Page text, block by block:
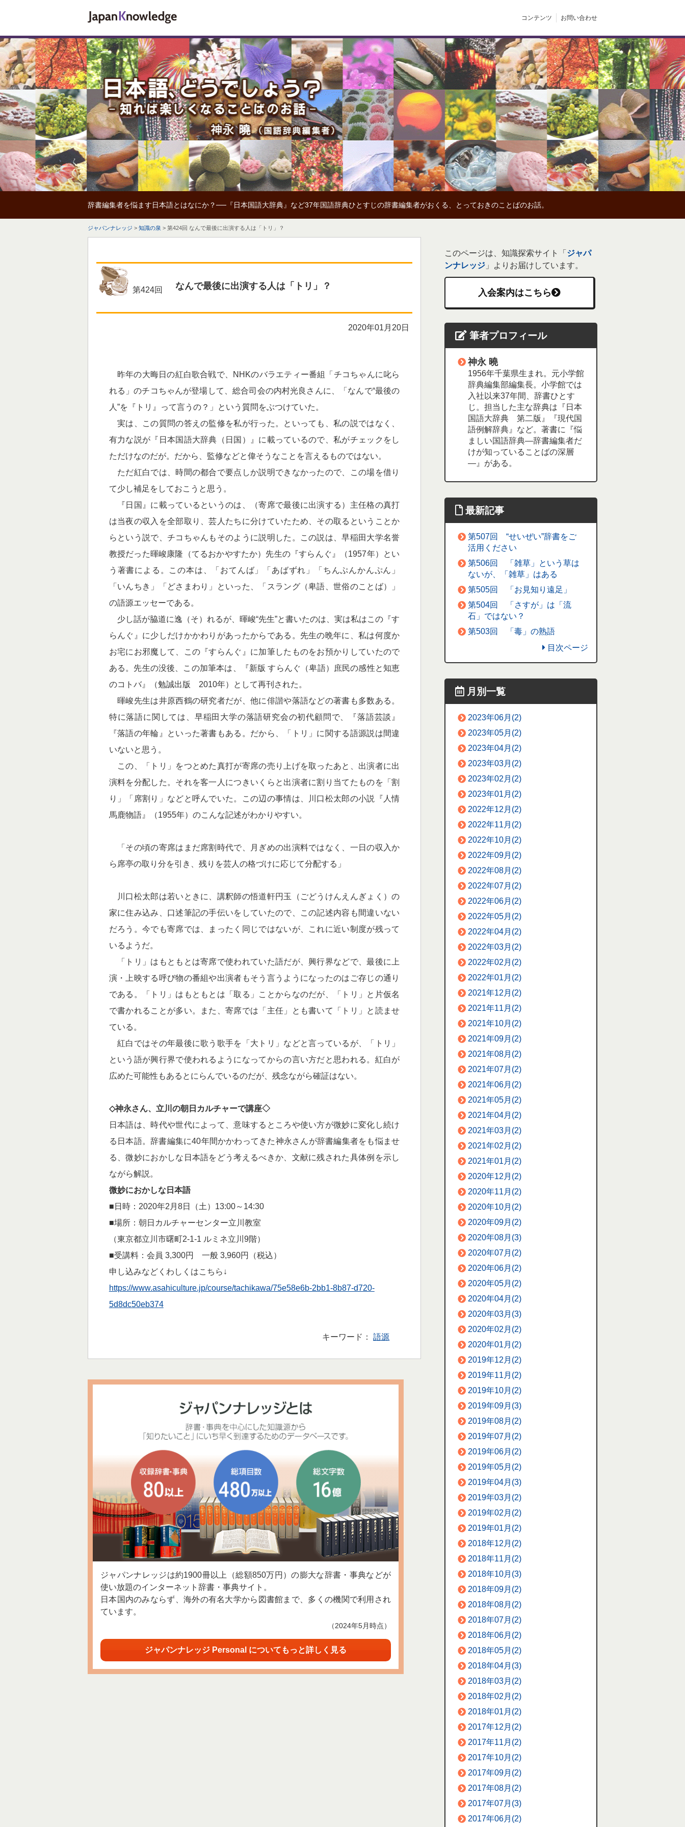
コンテンツ お問い合わせ
辞書編集者を悩ます日本語とはなにか？──『日本国語大辞典』など37年国語辞典ひとすじの辞書編集者がおくる、とっておきのことばのお話。
ジャパンナレッジ > 知識の泉 > 第424回 なんで最後に出演する人は「トリ」？
第424回 なんで最後に出演する人は「トリ」？
2020年01月20日
昨年の大晦日の紅白歌合戦で、NHKのバラエティー番組「チコちゃんに叱ら
れる」のチコちゃんが登場して、総合司会の内村光良さんに、「なんで“最後の
人”を『トリ』って言うの？」という質問をぶつけていた。
実は、この質問の答えの監修を私が行った。といっても、私の説ではなく、
有力な説が『日本国語大辞典（日国）』に載っているので、私がチェックをし
ただけなのだが。だから、監修などと偉そうなことを言えるものではない。
ただ紅白では、時間の都合で要点しか説明できなかったので、この場を借り
て少し補足をしておこうと思う。
『日国』に載っているというのは、（寄席で最後に出演する）主任格の真打
は当夜の収入を全部取り、芸人たちに分けていたため、その取るということか
らという説で、チコちゃんもそのように説明した。この説は、早稲田大学名誉
教授だった暉峻康隆（てるおかやすたか）先生の『すらんぐ』（1957年）とい
う著書による。この本は、「おてんば」「あばずれ」「ちんぷんかんぷん」
「いんちき」「どさまわり」といった、「スラング（卑語、世俗のことば）」
の語源エッセーである。
少し話が脇道に逸（そ）れるが、暉峻“先生”と書いたのは、実は私はこの『す
らんぐ』に少しだけかかわりがあったからである。先生の晩年に、私は何度か
お宅にお邪魔して、この『すらんぐ』に加筆したものをお預かりしていたので
ある。先生の没後、この加筆本は、『新版 すらんぐ（卑語）庶民の感性と知恵
のコトバ』（勉誠出版 2010年）として再刊された。
暉峻先生は井原西鶴の研究者だが、他に俳諧や落語などの著書も多数ある。
特に落語に関しては、早稲田大学の落語研究会の初代顧問で、『落語芸談』
『落語の年輪』といった著書もある。だから、「トリ」に関する語源説は間違
いないと思う。
この、「トリ」をつとめた真打が寄席の売り上げを取ったあと、出演者に出
演料を分配した。それを客一人につきいくらと出演者に割り当てたものを「割
り」「席割り」などと呼んでいた。この辺の事情は、川口松太郎の小説『人情
馬鹿物語』（1955年）のこんな記述がわかりやすい。
「その頃の寄席はまだ席割時代で、月ぎめの出演料ではなく、一日の収入か
ら席亭の取り分を引き、残りを芸人の格づけに応じて分配する」
川口松太郎は若いときに、講釈師の悟道軒円玉（ごどうけんえんぎょく）の
家に住み込み、口述筆記の手伝いをしていたので、この記述内容も間違いない
だろう。今でも寄席では、まったく同じではないが、これに近い制度が残って
いるようだ。
「トリ」はもともとは寄席で使われていた語だが、興行界などで、最後に上
演・上映する呼び物の番組や出演者もそう言うようになったのはご存じの通り
である。「トリ」はもともとは「取る」ことからなのだが、「トリ」と片仮名
で書かれることが多い。また、寄席では「主任」とも書いて「トリ」と読ませ
ている。
紅白ではその年最後に歌う歌手を「大トリ」などと言っているが、「トリ」
という語が興行界で使われるようになってからの言い方だと思われる。紅白が
広めた可能性もあるとにらんでいるのだが、残念ながら確証はない。
◇神永さん、立川の朝日カルチャーで講座◇
日本語は、時代や世代によって、意味するところや使い方が微妙に変化し続け
る日本語。辞書編集に40年間かかわってきた神永さんが辞書編集者をも悩ませ
る、微妙におかしな日本語をどう考えるべきか、文献に残された具体例を示し
ながら解説。
微妙におかしな日本語
■日時：2020年2月8日（土）13:00～14:30
■場所：朝日カルチャーセンター立川教室
（東京都立川市曙町2-1-1 ルミネ立川9階）
■受講料：会員 3,300円 一般 3,960円（税込）
申し込みなどくわしくはこちら↓
https://www.asahiculture.jp/course/tachikawa/75e58e6b-2bb1-8b87-d720-
5d8dc50eb374
キーワード：語源
ジャパンナレッジは約1900冊以上（総額850万円）の膨大な辞書・事典などが
使い放題のインターネット辞書・事典サイト。
日本国内のみならず、海外の有名大学から図書館まで、多くの機関で利用され
ています。
（2024年5月時点）
ジャパンナレッジ Personal についてもっと詳しく見る
このページは、知識探索サイト「 ジャパ
ンナレッジ 」よりお届けしています。
入会案内はこちら
筆者プロフィール
神永 曉
1956年千葉県生まれ。元小学館
辞典編集部編集長。小学館では
入社以来37年間、辞書ひとす
じ。担当した主な辞典は『日本
国語大辞典 第二版』『現代国
語例解辞典』など。著書に『悩
ましい国語辞典―辞書編集者だ
けが知っていることばの深層
―』がある。
最新記事
第507回 “せいぜい”辞書をご
活用ください
第506回 「雑草」という草は
ないが、「雑草」はある
第505回 「お見知り遠足」
第504回 「さすが」は「流
石」ではない？
第503回 「毒」の熟語
目次ページ
月別一覧
2023年06月(2)
2023年05月(2)
2023年04月(2)
2023年03月(2)
2023年02月(2)
2023年01月(2)
2022年12月(2)
2022年11月(2)
2022年10月(2)
2022年09月(2)
2022年08月(2)
2022年07月(2)
2022年06月(2)
2022年05月(2)
2022年04月(2)
2022年03月(2)
2022年02月(2)
2022年01月(2)
2021年12月(2)
2021年11月(2)
2021年10月(2)
2021年09月(2)
2021年08月(2)
2021年07月(2)
2021年06月(2)
2021年05月(2)
2021年04月(2)
2021年03月(2)
2021年02月(2)
2021年01月(2)
2020年12月(2)
2020年11月(2)
2020年10月(2)
2020年09月(2)
2020年08月(3)
2020年07月(2)
2020年06月(2)
2020年05月(2)
2020年04月(2)
2020年03月(3)
2020年02月(2)
2020年01月(2)
2019年12月(2)
2019年11月(2)
2019年10月(2)
2019年09月(3)
2019年08月(2)
2019年07月(2)
2019年06月(2)
2019年05月(2)
2019年04月(3)
2019年03月(2)
2019年02月(2)
2019年01月(2)
2018年12月(2)
2018年11月(2)
2018年10月(3)
2018年09月(2)
2018年08月(2)
2018年07月(2)
2018年06月(2)
2018年05月(2)
2018年04月(3)
2018年03月(2)
2018年02月(2)
2018年01月(2)
2017年12月(2)
2017年11月(2)
2017年10月(2)
2017年09月(2)
2017年08月(2)
2017年07月(3)
2017年06月(2)